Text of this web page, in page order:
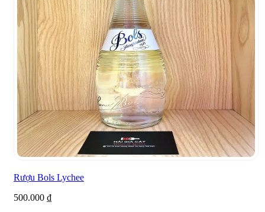
Rượu Bols Lychee
500.000 ₫